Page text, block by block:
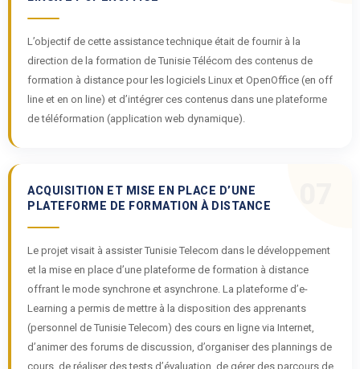
L’objectif de cette assistance technique était de fournir à la
direction de la formation de Tunisie Télécom des contenus de
formation à distance pour les logiciels Linux et OpenOffice (en off
line et en on line) et d’intégrer ces contenus dans une plateforme
de téléformation (application web dynamique).
ACQUISITION ET MISE EN PLACE D’UNE
PLATEFORME DE FORMATION À DISTANCE
Le projet visait à assister Tunisie Telecom dans le développement
et la mise en place d’une plateforme de formation à distance
offrant le mode synchrone et asynchrone. La plateforme d’e-
Learning a permis de mettre à la disposition des apprenants
(personnel de Tunisie Telecom) des cours en ligne via Internet,
d’animer des forums de discussion, d’organiser des plannings de
cours, de réaliser des tests d’évaluation, de gérer des parcours de